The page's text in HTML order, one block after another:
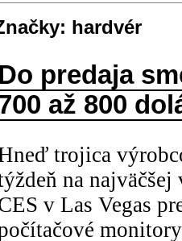
hardvér
Do predaja
až 800
trojica
na
v Las Vegas